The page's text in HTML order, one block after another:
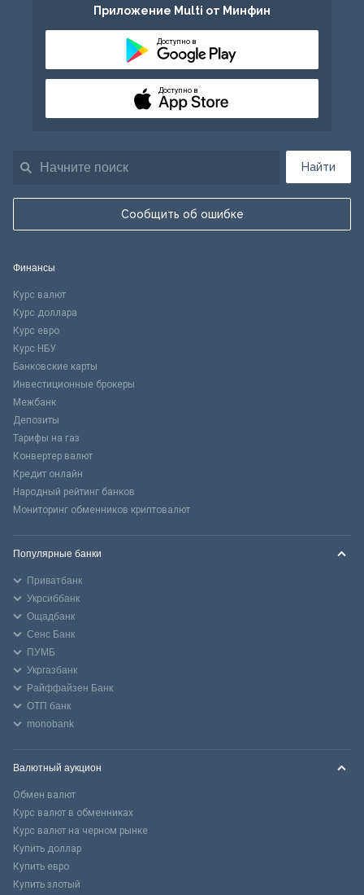
Найти
Сообщить об ошибке
Приложение Multi от Минфин
Доступно в
Доступно в
Финансы
Курс валют
Курс доллара
Курс евро
Курс НБУ
Банковские карты
Инвестиционные брокеры
Межбанк
Депозиты
Тарифы на газ
Конвертер валют
Кредит онлайн
Народный рейтинг банков
Мониторинг обменников криптовалют
Популярные банки
Приватбанк
Укрсиббанк
Ощадбанк
Сенс Банк
ПУМБ
Укргазбанк
Райффайзен Банк
ОТП банк
monobank
Валютный аукцион
Обмен валют
Курс валют в обменниках
Курс валют на черном рынке
Купить доллар
Купить евро
Купить злотый